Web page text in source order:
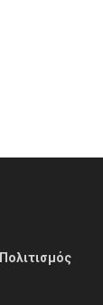
Πολιτισμός